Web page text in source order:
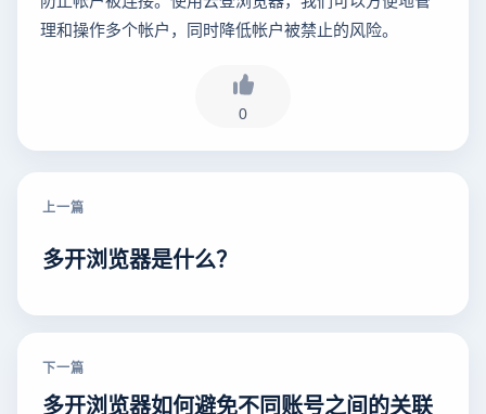
理和操作多个帐户，同时降低帐户被禁止的风险。
0
上一篇
多开浏览器是什么？
下一篇
多开浏览器如何避免不同账号之间的关联